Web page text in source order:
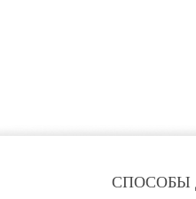
СПОСОБЫ